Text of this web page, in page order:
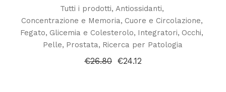
Tutti i prodotti Antiossidanti
Concentrazione e Memoria Cuore e Circolazione
Fegato Glicemia e Colesterolo Integratori Occhi
Pelle Prostata Ricerca per Patologia
€26.80 €24.12